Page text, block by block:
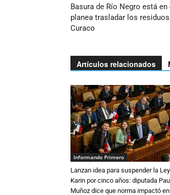
Basura de Río Negro está
planea trasladar los
Curaco
Artículos relacionados
Informando Primero
Lanzan idea para suspender la Ley
Karin por cinco años: diputada
Muñoz dice que norma impactó en